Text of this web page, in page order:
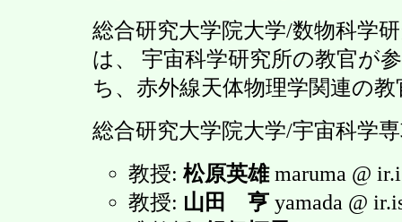
総合研究大学院大学/数物科学
は、 宇宙科学研究所の教官が
ち、赤外線天体物理学関連の
総合研究大学院大学/宇宙科学
教授: 松原英雄maruma @
教授: 山田 亨 yamada @